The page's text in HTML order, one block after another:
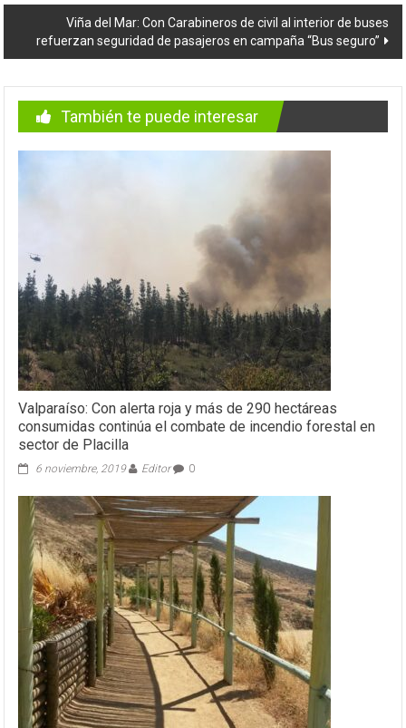
entradasViña del Mar: Con Carabineros de civil al interior de buses
refuerzan seguridad de pasajeros en campaña “Bus seguro”
También te puede interesar
Valparaíso: Con alerta roja y más de 290 hectáreas
consumidas continúa el combate de incendio forestal en
sector de Placilla
6 noviembre, 2019 Editor 0